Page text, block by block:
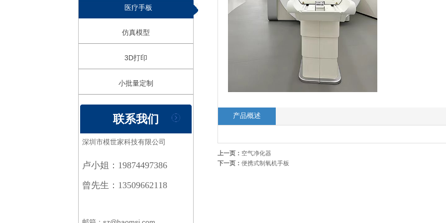
医疗手板
仿真模型
3D打印
小批量定制
联系我们
深圳市模世家科技有限公司
卢小姐：19874497386
曾先生：13509662118
产品概述
上一页： 空气净化器
下一页： 便携式制氧机手板